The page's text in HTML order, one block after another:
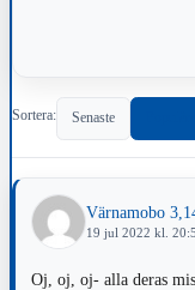
Sortera: Senaste
Värnamobo
19 jul 2022 kl.
Oj, oj, oj- alla deras